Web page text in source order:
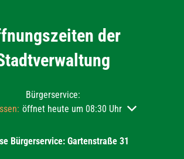
der
Bürgerservice:
weitere Öffnungs- oder Schließzeiten
öffnet heute um 08:30 Uhr
Bürgerservice: Gartenstraße 31